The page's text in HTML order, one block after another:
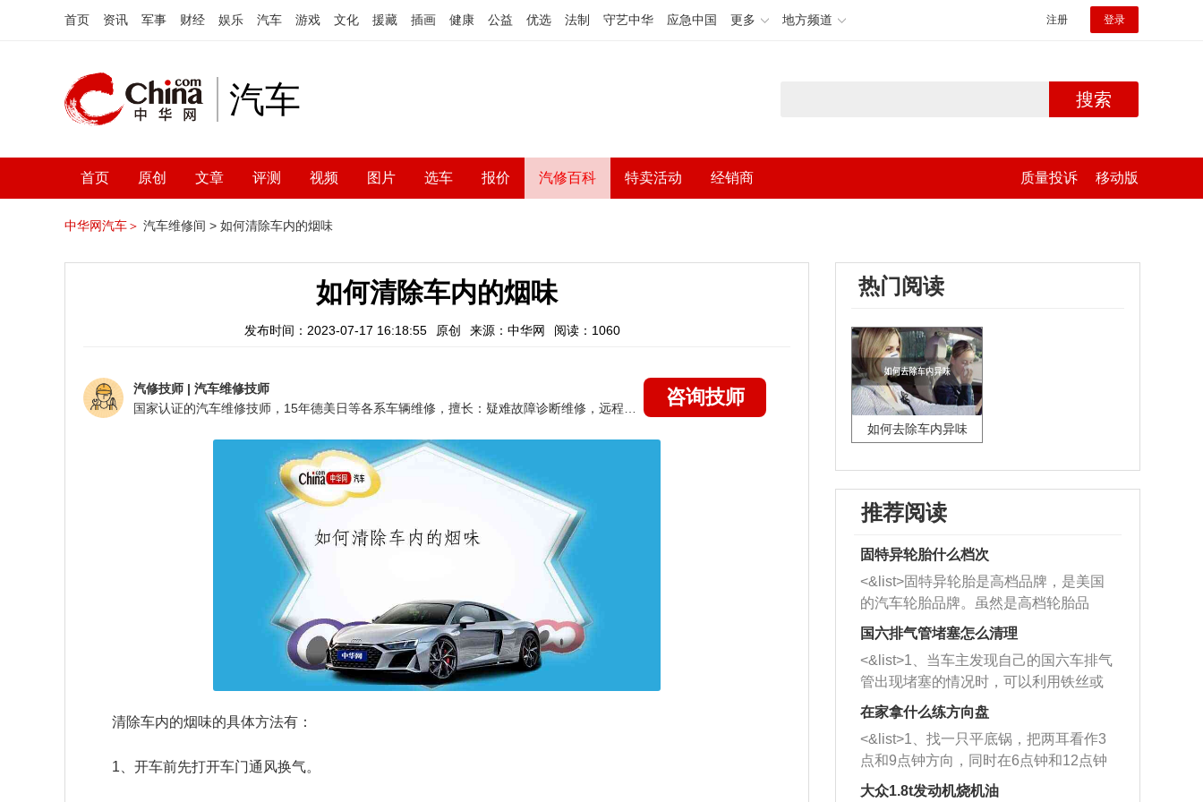
首页 资讯 军事 财经 娱乐 汽车 游戏 文化 援藏 插画 健康 公益 优选 法制 守艺中华 应急中国 更多 地方频道 注册 登录
汽车 搜索
首页 原创 文章 评测 视频 图片 选车 报价 汽修百科 特卖活动 经销商 质量投诉 移动版
中华网汽车＞ 汽车维修间 > 如何清除车内的烟味
如何清除车内的烟味
发布时间：2023-07-17 16:18:55 原创 来源：中华网 阅读：1060
汽修技师 | 汽车维修技师
咨询技师
清除车内的烟味的具体方法有：
1、开车前先打开车门通风换气。
热门阅读
如何去除车内异味
推荐阅读
固特异轮胎什么档次
<&list>固特异轮胎是高档品牌，是美国
的汽车轮胎品牌。虽然是高档轮胎品
牌，但是中高低端的轮胎都有生产，这
也是为了更好的开拓市场。
国六排气管堵塞怎么清理
<&list>1、当车主发现自己的国六车排气
管出现堵塞的情况时，可以利用铁丝或
者是细棍，直接将杂物给取出来，如果
堵塞情况比较严重，也可以采取应急措
施。 <&list>2、直接利用木棍将所有的
杂物推到排气管里面的位置处，然后将
三元催化器拆解开，就可以将堵塞的东
在家拿什么练方向盘
<&list>1、找一只平底锅，把两耳看作3
点和9点钟方向，同时在6点钟和12点钟
方向做一个标记。 <&list>2、双手握住
大众1.8t发动机烧机油